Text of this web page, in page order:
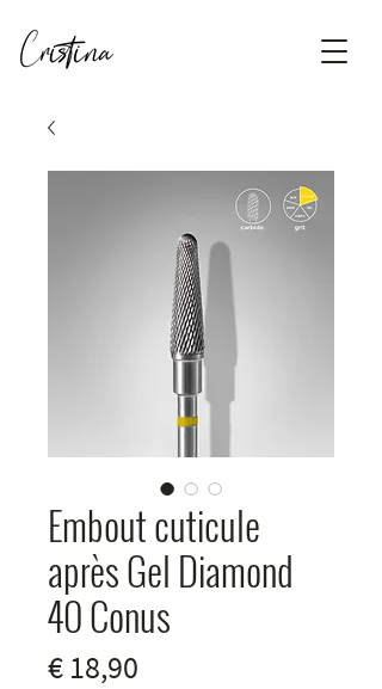
Embout cuticule
après Gel Diamond
40 Conus
€ 18,90